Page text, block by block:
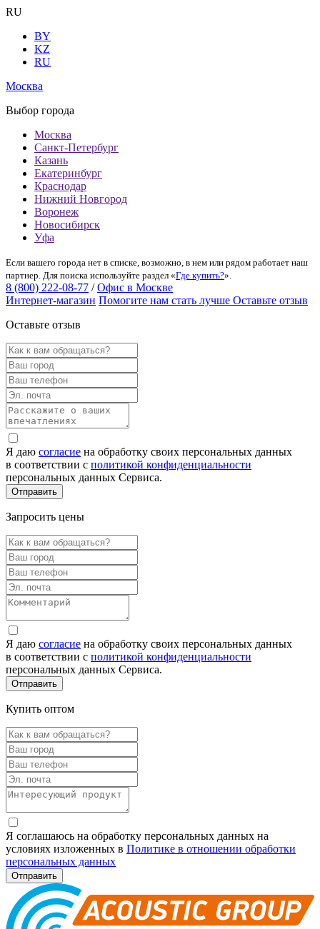
RU
BY
KZ
RU
Москва
Выбор города
Москва
Санкт-Петербург
Казань
Екатеринбург
Краснодар
Нижний Новгород
Воронеж
Новосибирск
Уфа
Если вашего города нет в списке, возможно, в нем или рядом работает наш
партнер. Для поиска используйте раздел «Где купить?».
8 (800) 222-08-77 / Офис в Москве
Интернет-магазин Помогите нам стать лучше Оставьте отзыв
Оставьте отзыв
Я даю согласие на обработку своих персональных данных
в соответствии с политикой конфиденциальности
персональных данных Сервиса.
Запросить цены
Я даю согласие на обработку своих персональных данных
в соответствии с политикой конфиденциальности
персональных данных Сервиса.
Купить оптом
Я соглашаюсь на обработку персональных данных на
условиях изложенных в Политике в отношении обработки
персональных данных